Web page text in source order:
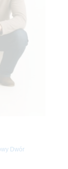
Dwór